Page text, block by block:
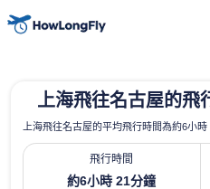
上海飛往名古屋的飛
上海飛往名古屋的平均飛行時間為約6小
飛行時間
約6小時 21分鐘